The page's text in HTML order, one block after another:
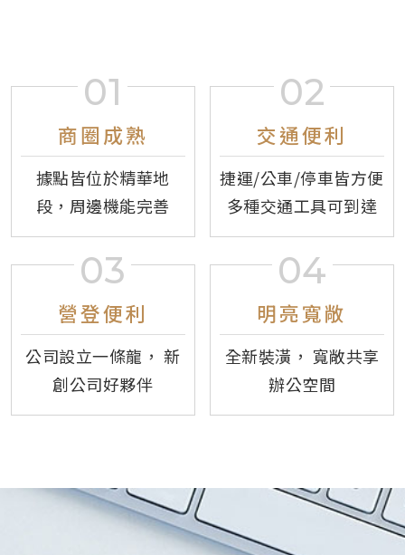
商圈成熟
據點皆位於精華地
段， 周邊機能完善
交通便利
捷運/公車/停車皆方便
多種交通工具可到達
營登便利
公司設立一條龍， 新
創公司好夥伴
明亮寬敞
全新裝潢， 寬敞共享
辦公空間